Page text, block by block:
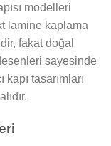
modelleri
lamine kaplama
fakat doğal
sayesinde
tasarımları